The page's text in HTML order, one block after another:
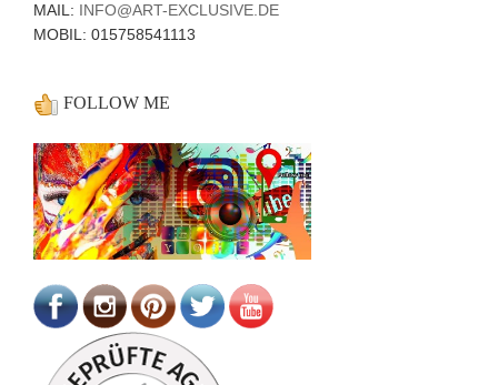
MAIL: INFO@ART-EXCLUSIVE.DE
MOBIL: 015758541113
FOLLOW ME